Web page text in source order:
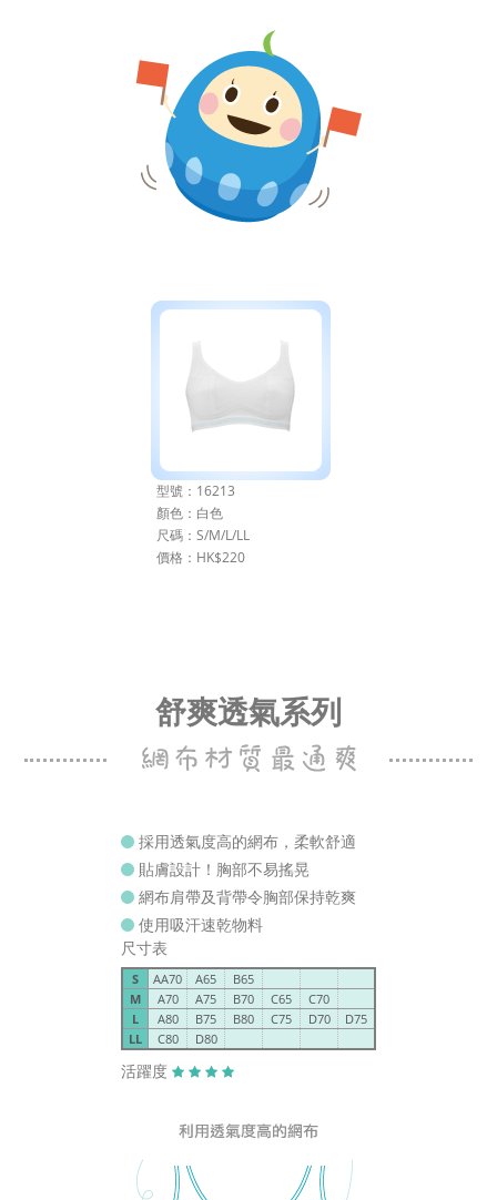
型號：16213
顏色：白色
尺碼：S/M/L/LL
價格：HK$220
舒爽透氣系列
採用透氣度高的網布，柔軟舒適
貼膚設計！胸部不易搖晃
網布肩帶及背帶令胸部保持乾爽
使用吸汗速乾物料
尺寸表
S AA70 A65
B65
M
A70 A75 B70 C65
C70
L
A80 B75 B80 C75 D70
D75
LL
C80 D80
活躍度